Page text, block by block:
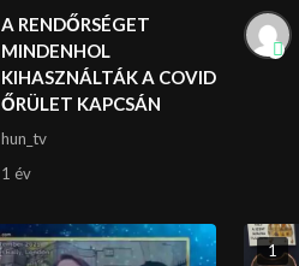
A RENDŐRSÉGET
MINDENHOL
KIHASZNÁLTÁK A COVID
ŐRÜLET KAPCSÁN
hun_tv
1 év
1